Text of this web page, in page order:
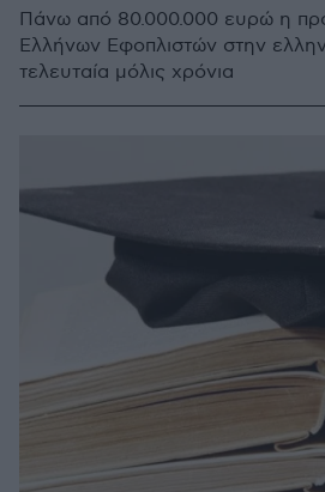
Πάνω από 80.000.000 ευρώ η
Ελλήνων Εφοπλιστών στην
τελευταία μόλις χρόνια